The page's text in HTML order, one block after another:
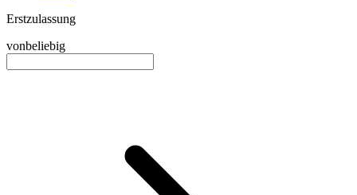
Erstzulassung
vonbeliebig